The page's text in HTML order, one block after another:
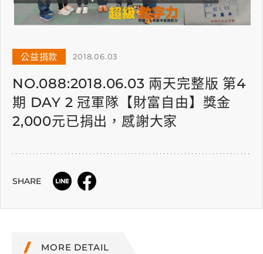
公益捐款 2018.06.03
NO.088:2018.06.03 兩天完整版 第4
期 DAY 2 冠軍隊【財富自由】獎金
2,000元已捐出，感謝大家
SHARE
MORE DETAIL